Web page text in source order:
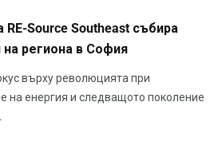
Source Southeast събира
на региона в София
върху революцията при
на енергия и следващото поколение